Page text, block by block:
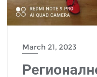
March 21, 2023